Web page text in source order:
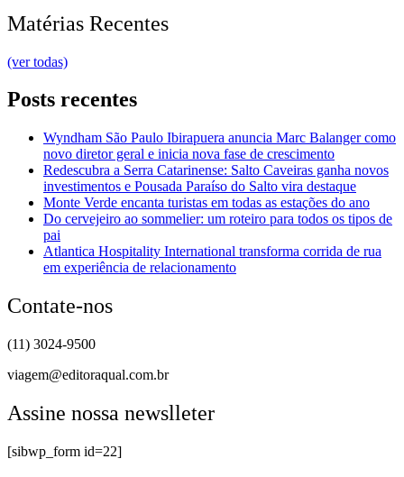
Matérias Recentes
(ver todas)
Posts recentes
Wyndham São Paulo Ibirapuera anuncia Marc Balanger como
novo diretor geral e inicia nova fase de crescimento
Redescubra a Serra Catarinense: Salto Caveiras ganha novos
investimentos e Pousada Paraíso do Salto vira destaque
Monte Verde encanta turistas em todas as estações do ano
Do cervejeiro ao sommelier: um roteiro para todos os tipos de
pai
Atlantica Hospitality International transforma corrida de rua
em experiência de relacionamento
Contate-nos
(11) 3024-9500
viagem@editoraqual.com.br
Assine nossa newslleter
[sibwp_form id=22]